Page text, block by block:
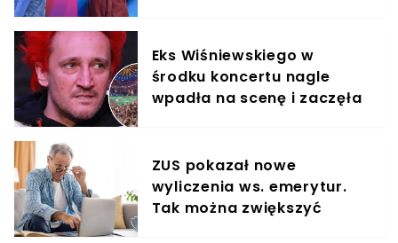
Eks Wiśniewskiego w
środku koncertu nagle
wpadła na scenę i zaczęła
ZUS pokazał nowe
wyliczenia ws. emerytur.
Tak można zwiększyć